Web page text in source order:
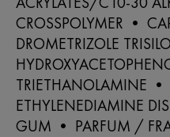
CROSSPOLYMER •
DROMETRIZOLE
TRIETHANOLAMINE •
ETHYLENEDIAMINE
GUM • PARFUM /